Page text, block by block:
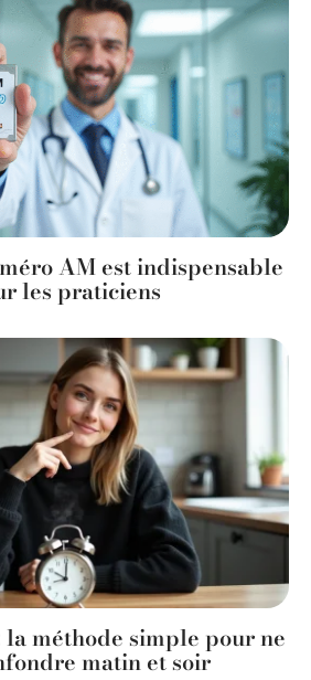
AM est indispensable
les praticiens
méthode simple pour ne
matin et soir